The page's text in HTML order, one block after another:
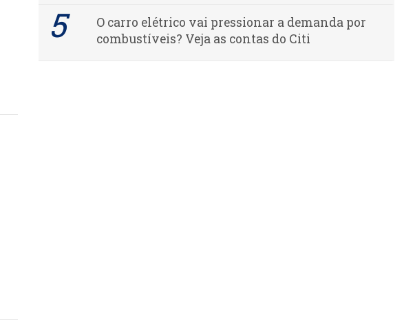
O carro elétrico vai pressionar a demanda por
combustíveis? Veja as contas do Citi